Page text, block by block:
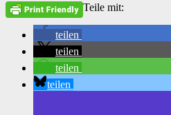
Teile mit:
teilen
teilen
teilen
teilen